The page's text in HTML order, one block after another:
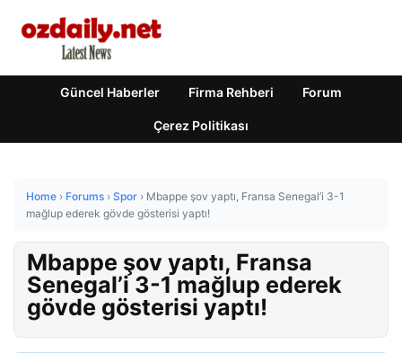
Güncel Haberler Firma Rehberi Forum
Çerez Politikası
Home › Forums › Spor › Mbappe şov yaptı, Fransa Senegal’i 3-1
mağlup ederek gövde gösterisi yaptı!
Mbappe şov yaptı, Fransa
Senegal’i 3-1 mağlup ederek
gövde gösterisi yaptı!